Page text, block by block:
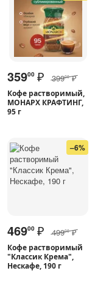
35900 ₽ 39900 ₽
Кофе растворимый,
МОНАРХ КРАФТИНГ,
95 г
–6%
46900 ₽ 49900 ₽
Кофе растворимый
"Классик Крема",
Нескафе, 190 г